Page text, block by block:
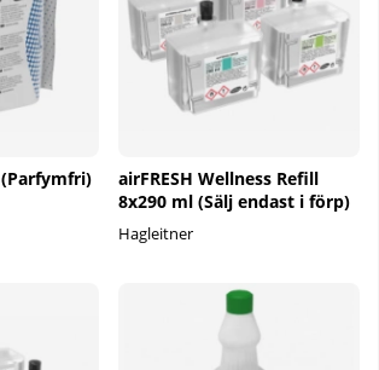
(Parfymfri)
airFRESH Wellness Refill
8x290 ml (Sälj endast i förp)
Hagleitner